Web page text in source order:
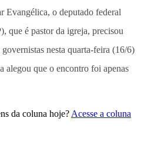
Evangélica, o deputado federal
que é pastor da igreja, precisou
nesta quarta-feira (16/6)
alegou que o encontro foi apenas
da coluna hoje? Acesse a coluna